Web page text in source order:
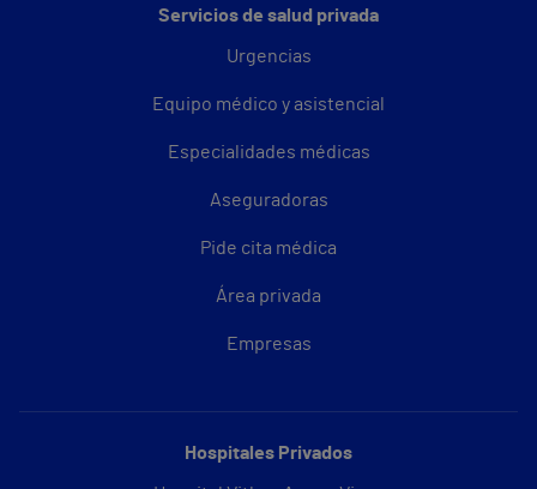
Servicios de salud privada
Urgencias
Equipo médico y asistencial
Especialidades médicas
Aseguradoras
Pide cita médica
Área privada
Empresas
Hospitales Privados